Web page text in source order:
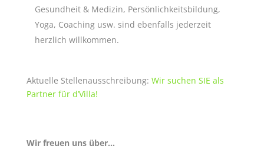
Gesundheit & Medizin, Persönlichkeitsbildung,
Yoga, Coaching usw. sind ebenfalls jederzeit
herzlich willkommen.
Aktuelle Stellenausschreibung: Wir suchen SIE als
Partner für d’Villa!
Wir freuen uns über…